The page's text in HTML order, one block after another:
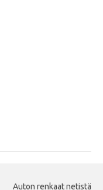
Auton renkaat netistä